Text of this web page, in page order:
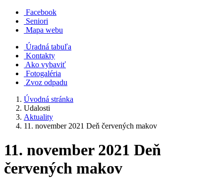
Facebook
Seniori
Mapa webu
Úradná tabuľa
Kontakty
Ako vybaviť
Fotogaléria
Zvoz odpadu
Úvodná stránka
Udalosti
Aktuality
11. november 2021 Deň červených makov
11. november 2021 Deň
červených makov